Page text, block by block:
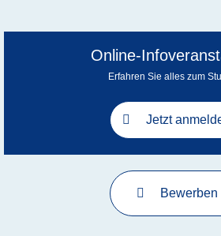
Online-
Erfahren Sie alles zum
Jetzt
Bewerben